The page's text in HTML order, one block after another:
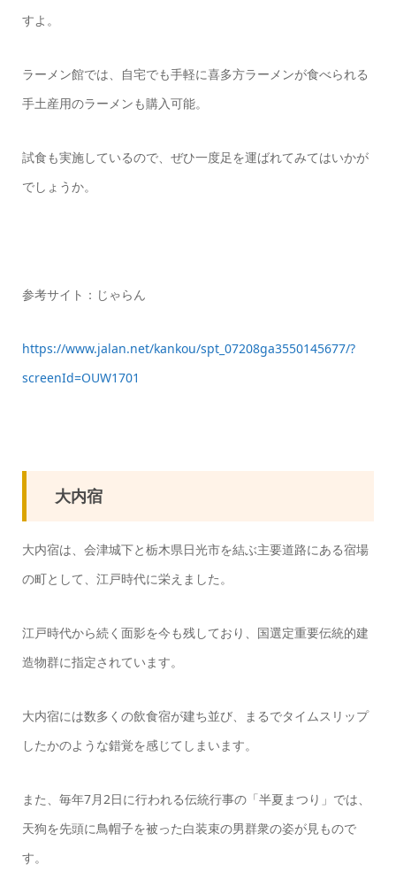
すよ。
ラーメン館では、自宅でも手軽に喜多方ラーメンが食べられる
手土産用のラーメンも購入可能。
試食も実施しているので、ぜひ一度足を運ばれてみてはいかが
でしょうか。
参考サイト：じゃらん
https://www.jalan.net/kankou/spt_07208ga3550145677/?
screenId=OUW1701
大内宿
大内宿は、会津城下と栃木県日光市を結ぶ主要道路にある宿場
の町として、江戸時代に栄えました。
江戸時代から続く面影を今も残しており、国選定重要伝統的建
造物群に指定されています。
大内宿には数多くの飲食宿が建ち並び、まるでタイムスリップ
したかのような錯覚を感じてしまいます。
また、毎年7月2日に行われる伝統行事の「半夏まつり」では、
天狗を先頭に鳥帽子を被った白装束の男群衆の姿が見もので
す。